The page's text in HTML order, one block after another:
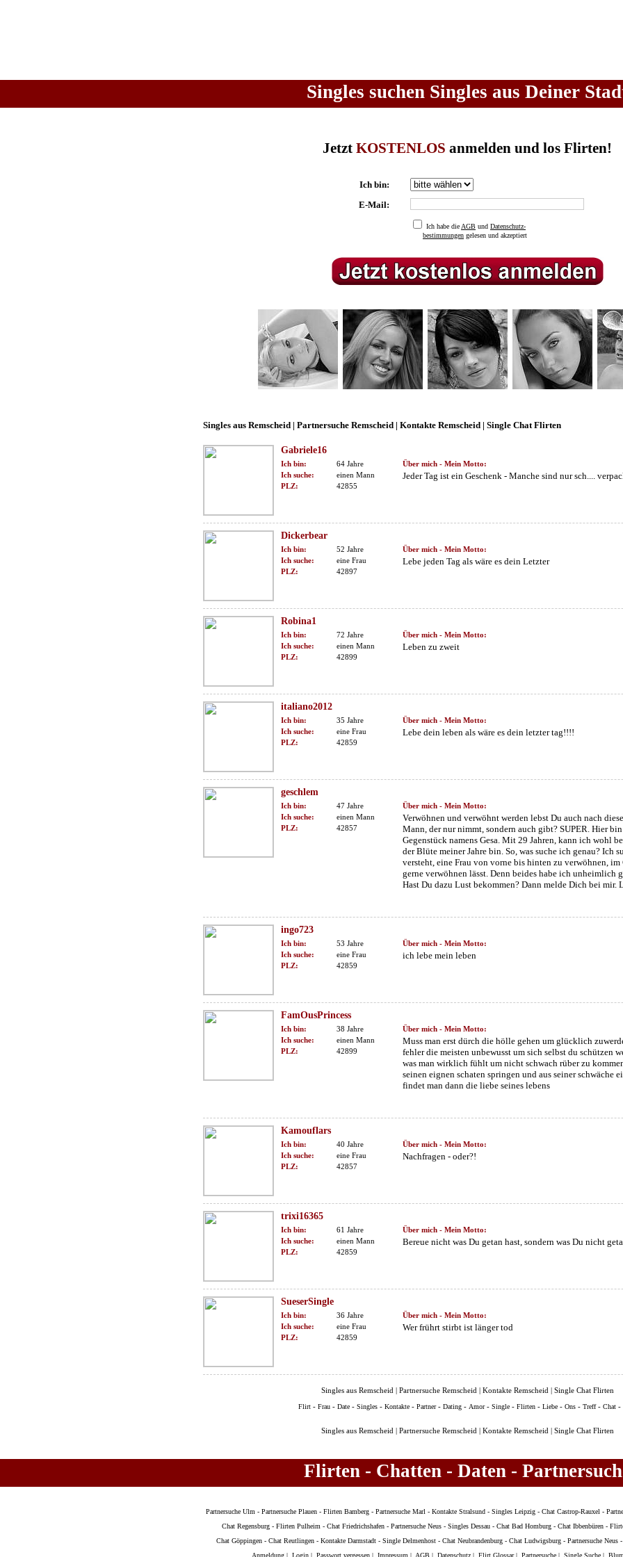
Singles suchen Singles aus Deiner
Jetzt KOSTENLOS anmelden und los Flirten!
Ich bin:
E-Mail:
Ich habe die AGB und Datenschutz-
bestimmungen gelesen und akzeptiert
Singles aus Remscheid | Partnersuche Remscheid | Kontakte Remscheid | Single Chat Flirten
Gabriele16
Ich bin:
64 Jahre
Ich suche:
einen Mann
PLZ:
42855
Über mich - Mein Motto:
Jeder Tag ist ein Geschenk - Manche sind nur sch....
Dickerbear
Ich bin:
52 Jahre
Ich suche:
eine Frau
PLZ:
42897
Über mich - Mein Motto:
Lebe jeden Tag als wäre es dein Letzter
Robina1
Ich bin:
72 Jahre
Ich suche:
einen Mann
PLZ:
42899
Über mich - Mein Motto:
Leben zu zweit
italiano2012
Ich bin:
35 Jahre
Ich suche:
eine Frau
PLZ:
42859
Über mich - Mein Motto:
Lebe dein leben als wäre es dein letzter tag!!!!
geschlem
Ich bin:
47 Jahre
Ich suche:
einen Mann
PLZ:
42857
Über mich - Mein Motto:
Verwöhnen und verwöhnt werden lebst Du auch nach
Mann, der nur nimmt, sondern auch gibt? SUPER. Hier
Gegenstück namens Gesa. Mit 29 Jahren, kann ich wohl
der Blüte meiner Jahre bin. So, was suche ich genau? Ich
versteht, eine Frau von vorne bis hinten zu verwöhnen, im
gerne verwöhnen lässt. Denn beides habe ich unheimlich
Hast Du dazu Lust bekommen? Dann melde Dich bei mir.
ingo723
Ich bin:
53 Jahre
Ich suche:
eine Frau
PLZ:
42859
Über mich - Mein Motto:
ich lebe mein leben
FamOusPrincess
Ich bin:
38 Jahre
Ich suche:
einen Mann
PLZ:
42899
Über mich - Mein Motto:
Muss man erst dürch die hölle gehen um glücklich
fehler die meisten unbewusst um sich selbst du schützen
was man wirklich fühlt um nicht schwach rüber zu
seinen eignen schaten springen und aus seiner schwäche
findet man dann die liebe seines lebens
Kamouflars
Ich bin:
40 Jahre
Ich suche:
eine Frau
PLZ:
42857
Über mich - Mein Motto:
Nachfragen - oder?!
trixi16365
Ich bin:
61 Jahre
Ich suche:
einen Mann
PLZ:
42859
Über mich - Mein Motto:
Bereue nicht was Du getan hast, sondern was Du nicht
SueserSingle
Ich bin:
36 Jahre
Ich suche:
eine Frau
PLZ:
42859
Über mich - Mein Motto:
Wer frührt stirbt ist länger tod
Singles aus Remscheid | Partnersuche Remscheid | Kontakte Remscheid | Single Chat Flirten
Flirt- Frau- Date- Singles- Kontakte- Partner- Dating- Amor- Single- Flirten- Liebe- Ons- Treff- Chat-
Singles aus Remscheid | Partnersuche Remscheid | Kontakte Remscheid | Single Chat Flirten
Flirten - Chatten - Daten -
Partnersuche Ulm - Partnersuche Plauen - Flirten Bamberg - Partnersuche Marl - Kontakte Stralsund - Singles Leipzig - Chat Castrop-Rauxel -
Chat Regensburg - Flirten Pulheim - Chat Friedrichshafen - Partnersuche Neus - Singles Dessau - Chat Bad Homburg - Chat Ibbenbüren -
Chat Göppingen- Chat Reutlingen- Kontakte Darmstadt- Single Delmenhost- Chat Neubrandenburg- Chat Ludwigsburg- Partnersuche Neus
Anmeldung | Login | Passwort vergessen | Impressum | AGB | Datenschutz | Flirt Glossar| Partnersuche | Single Suche |